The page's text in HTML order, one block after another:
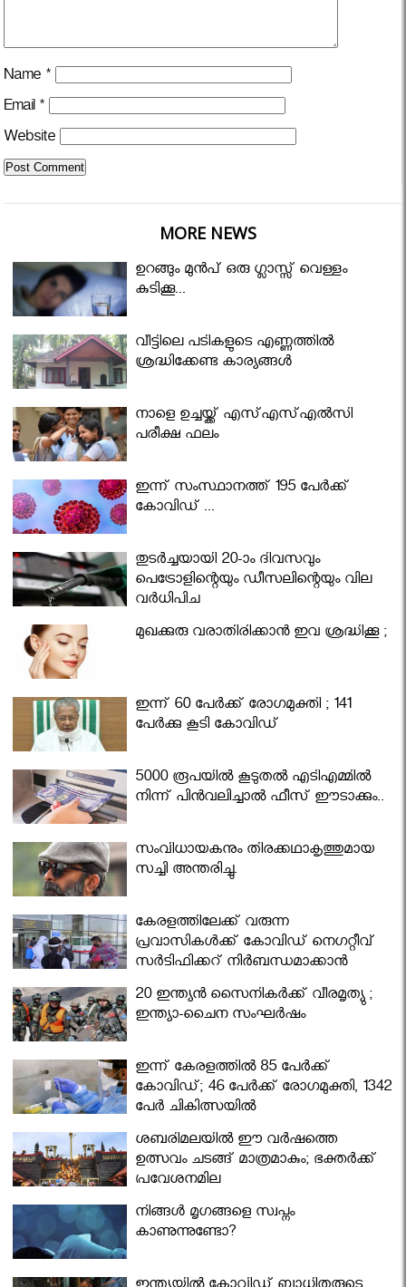
Name *
Email *
Website
MORE NEWS
ഉറങ്ങും മുന്‍പ് ഒരു ഗ്ലാസ്സ് വെള്ളം
കുടിക്കൂ...
വീട്ടിലെ പടികളുടെ എണ്ണത്തിൽ
ശ്രദ്ധിക്കേണ്ട കാര്യങ്ങൾ
നാളെ ഉച്ചയ്ക്ക് എസ്എസ്എല്‍സി
പരീക്ഷ ഫലം
ഇന്ന് സംസ്ഥാനത്ത് 195 പേര്‍ക്ക്
കോവിഡ് ...
തുടർച്ചയായി 20-ാം ദിവസവും
പെട്രോളിന്റെയും ഡീസലിന്റെയും വില
വര്‍ധിപ്പിച്ചു
മുഖക്കുരു വരാതിരിക്കാന്‍ ഇവ ശ്രദ്ധിക്കൂ ;
ഇന്ന് 60 പേർക്ക് രോഗമുക്തി ; 141
പേര്‍ക്കു കൂടി കോവിഡ്
5000 രൂപയിൽ കൂടുതൽ എടിഎമ്മിൽ
നിന്ന് പിൻവലിച്ചാൽ ഫീസ് ഈടാക്കും..
സംവിധായകനും തിരക്കഥാകൃത്തുമായ
സച്ചി അന്തരിച്ചു.
കേരളത്തിലേക്ക് വരുന്ന
പ്രവാസികള്‍ക്ക് കോവിഡ് നെഗറ്റീവ്
സര്‍ട്ടിഫിക്കറ്റ് നിർബന്ധമാക്കാൻ
മന്ത്രിസഭ
20 ഇന്ത്യൻ സൈനികർക്ക് വീരമൃത്യു ;
ഇന്ത്യാ-ചൈന സംഘർഷം
ഇന്ന് കേരളത്തിൽ 85 പേർക്ക്
കോവിഡ്; 46 പേർക്ക് രോഗമുക്തി, 1342
പേർ ചികിത്സയിൽ
ശബരിമലയില്‍ ഈ വർഷത്തെ
ഉത്സവം ചടങ്ങ് മാത്രമാകും; ഭക്തർക്ക്
പ്രവേശനമില്ല
നിങ്ങള്‍ മൃഗങ്ങളെ സ്വപ്നം
കാണുന്നുണ്ടോ?